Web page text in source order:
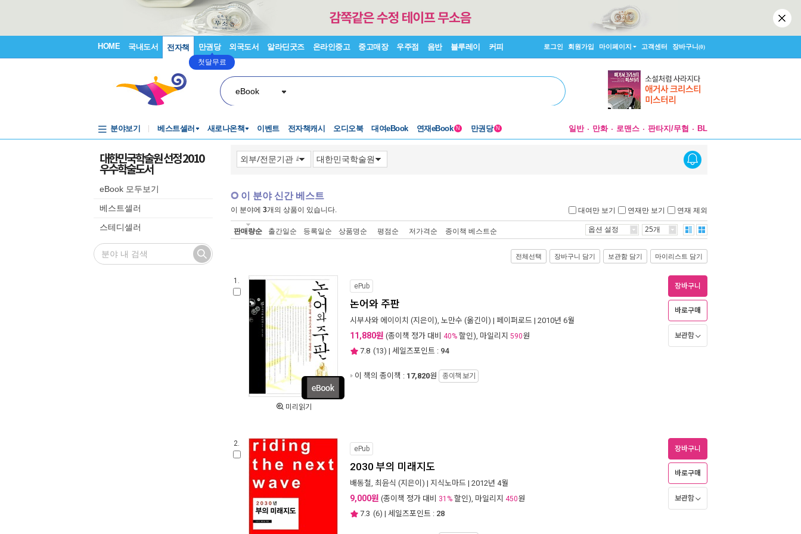
HOME 국내도서 전자책 만권당
첫달무료
외국도서 알라딘굿즈 온라인중고 중고매장 우주점 음반 블루레이 커피 로그인 회원가입 마이페이지 고객센터 장바구니(0)
eBook
분야보기 베스트셀러 새로나온책 이벤트 전자책캐시 오디오북 대여eBook 연재eBook N 만권당 N 일반 만화 로맨스 판타지/무협 BL
대한민국학술원 선정 2010
우수학술도서
eBook 모두보기
베스트셀러
스테디셀러
이 분야 신간 베스트
이 분야에 3개의 상품이 있습니다. 대여만 보기 연재만 보기 연재 제외
판매량순 출간일순 등록일순 상품명순 평점순 저가격순 종이책 베스트순 옵션 설정 25개
전체선택 장바구니 담기 보관함 담기 마이리스트 담기
1.
미리읽기
ePub
논어와 주판
시부사와 에이이치 (지은이), 노만수 (옮긴이) | 페이퍼로드 | 2010년 6월
11,880원 (종이책 정가 대비 40% 할인), 마일리지 590원
7.8 (13) | 세일즈포인트 : 94
이 책의 종이책 : 17,820원 종이책 보기
장바구니
바로구매
보관함
2.
ePub
2030 부의 미래지도
배동철, 최윤식 (지은이) | 지식노마드 | 2012년 4월
9,000원 (종이책 정가 대비 31% 할인), 마일리지 450원
7.3 (6) | 세일즈포인트 : 28
장바구니
바로구매
보관함